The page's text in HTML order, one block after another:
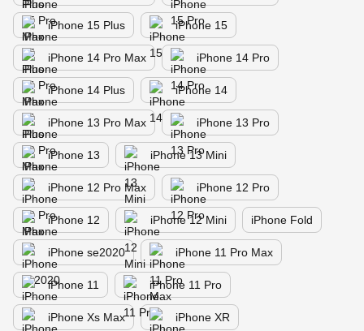
iPhone 15 Plus iPhone 15
iPhone 14 Pro Max iPhone 14 Pro
iPhone 14 Plus iPhone 14
iPhone 13 Pro Max iPhone 13 Pro
iPhone 13 iPhone 13 Mini
iPhone 12 Pro Max iPhone 12 Pro
iPhone 12 iPhone 12 Mini iPhone Fold
iPhone se2020 iPhone 11 Pro Max
iPhone 11 iPhone 11 Pro
iPhone Xs Max iPhone XR